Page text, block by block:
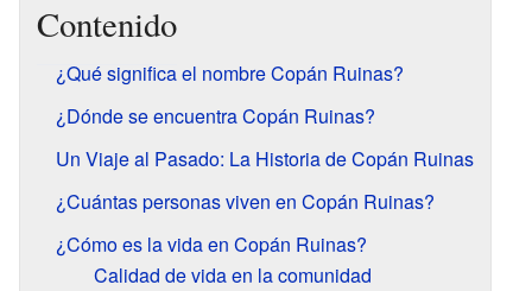
Contenido
¿Qué significa el nombre Copán Ruinas?
¿Dónde se encuentra Copán Ruinas?
Un Viaje al Pasado: La Historia de Copán Ruinas
¿Cuántas personas viven en Copán Ruinas?
¿Cómo es la vida en Copán Ruinas?
Calidad de vida en la comunidad